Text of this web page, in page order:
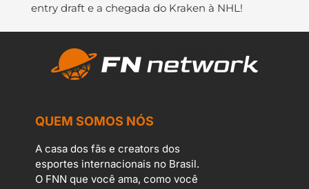
entry draft e a chegada do Kraken à NHL!
QUEM SOMOS NÓS
A casa dos fãs e creators dos
esportes internacionais no Brasil.
O FNN que você ama, como você